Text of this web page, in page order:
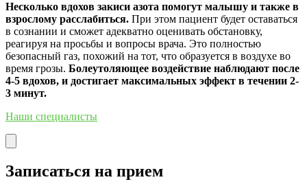
Несколько вдохов закиси азота помогут малышу и также в
взрослому расслабиться. При этом пациент будет оставаться
в сознании и сможет адекватно оценивать обстановку,
реагируя на просьбы и вопросы врача. Это полностью
безопасный газ, похожий на тот, что образуется в воздухе во
время грозы. Болеутоляющее воздействие наблюдают после
4-5 вдохов, и достигает максимальных эффект в течении 2-
3 минут.
Наши специалисты
Записаться на прием